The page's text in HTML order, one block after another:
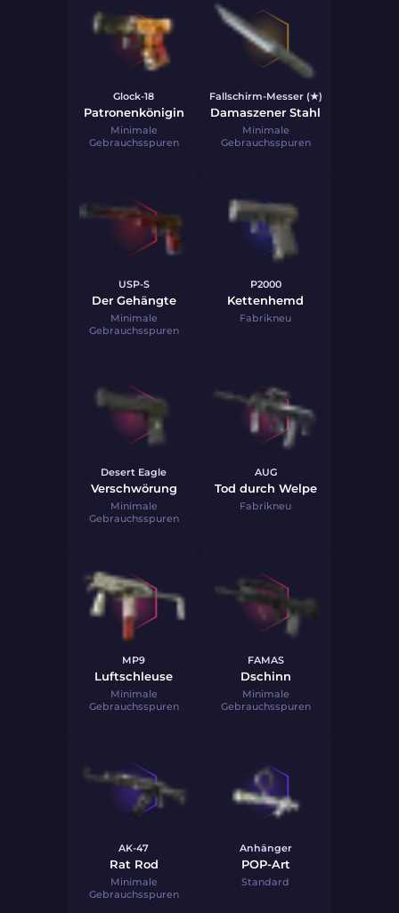
Glock-18
Patronenkönigin
Minimale
Gebrauchsspuren
Fallschirm-Messer (★)
Damaszener Stahl
Minimale
Gebrauchsspuren
USP-S
Der Gehängte
Minimale
Gebrauchsspuren
P2000
Kettenhemd
Fabrikneu
Desert Eagle
Verschwörung
Minimale
Gebrauchsspuren
AUG
Tod durch Welpe
Fabrikneu
MP9
Luftschleuse
Minimale
Gebrauchsspuren
FAMAS
Dschinn
Minimale
Gebrauchsspuren
AK-47
Rat Rod
Minimale
Gebrauchsspuren
Anhänger
POP-Art
Standard